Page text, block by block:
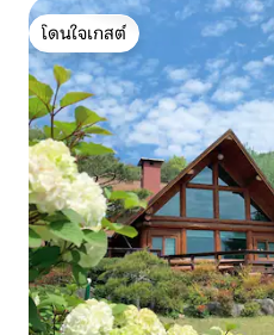
โดนใจเกสต์
โดนใจเกสต์